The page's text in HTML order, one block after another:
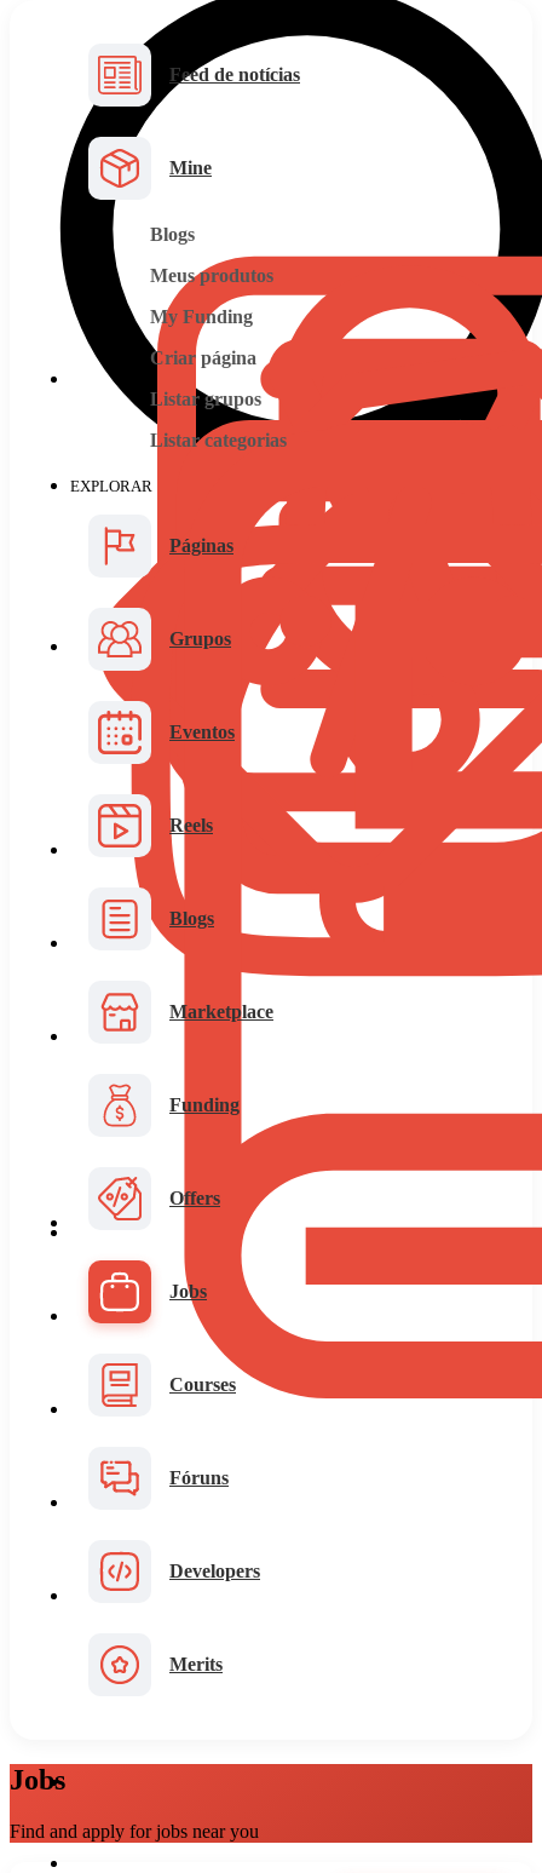
Feed de notícias
Mine
Blogs
Meus produtos
My Funding
Criar página
Listar grupos
Listar categorias
EXPLORAR
Páginas
Grupos
Eventos
Reels
Blogs
Marketplace
Funding
Offers
Jobs
Courses
Fóruns
Developers
Merits
Jobs
Find and apply for jobs near you